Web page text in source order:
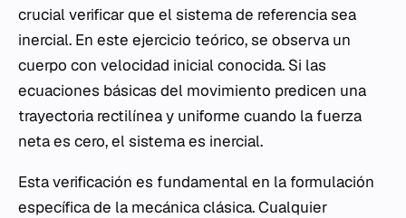
crucial verificar que el sistema de referencia sea
inercial. En este ejercicio teórico, se observa un
cuerpo con velocidad inicial conocida. Si las
ecuaciones básicas del movimiento predicen una
trayectoria rectilínea y uniforme cuando la fuerza
neta es cero, el sistema es inercial.
Esta verificación es fundamental en la formulación
específica de la mecánica clásica. Cualquier